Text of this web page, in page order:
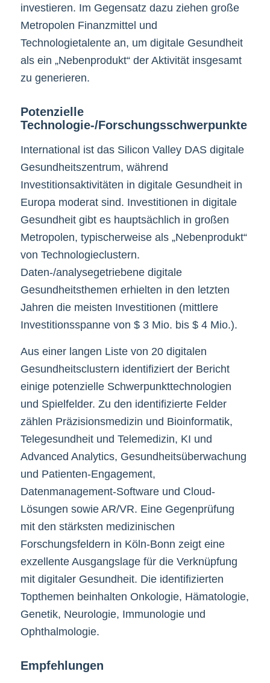
investieren. Im Gegensatz dazu ziehen große
Metropolen Finanzmittel und
Technologietalente an, um digitale Gesundheit
als ein „Nebenprodukt“ der Aktivität insgesamt
zu generieren.
Potenzielle
Technologie-/Forschungsschwerpunkte
International ist das Silicon Valley DAS digitale
Gesundheitszentrum, während
Investitionsaktivitäten in digitale Gesundheit in
Europa moderat sind. Investitionen in digitale
Gesundheit gibt es hauptsächlich in großen
Metropolen, typischerweise als „Nebenprodukt“
von Technologieclustern.
Daten-/analysegetriebene digitale
Gesundheitsthemen erhielten in den letzten
Jahren die meisten Investitionen (mittlere
Investitionsspanne von $ 3 Mio. bis $ 4 Mio.).
Aus einer langen Liste von 20 digitalen
Gesundheitsclustern identifiziert der Bericht
einige potenzielle Schwerpunkttechnologien
und Spielfelder. Zu den identifizierte Felder
zählen Präzisionsmedizin und Bioinformatik,
Telegesundheit und Telemedizin, KI und
Advanced Analytics, Gesundheitsüberwachung
und Patienten-Engagement,
Datenmanagement-Software und Cloud-
Lösungen sowie AR/VR. Eine Gegenprüfung
mit den stärksten medizinischen
Forschungsfeldern in Köln-Bonn zeigt eine
exzellente Ausgangslage für die Verknüpfung
mit digitaler Gesundheit. Die identifizierten
Topthemen beinhalten Onkologie, Hämatologie,
Genetik, Neurologie, Immunologie und
Ophthalmologie.
Empfehlungen